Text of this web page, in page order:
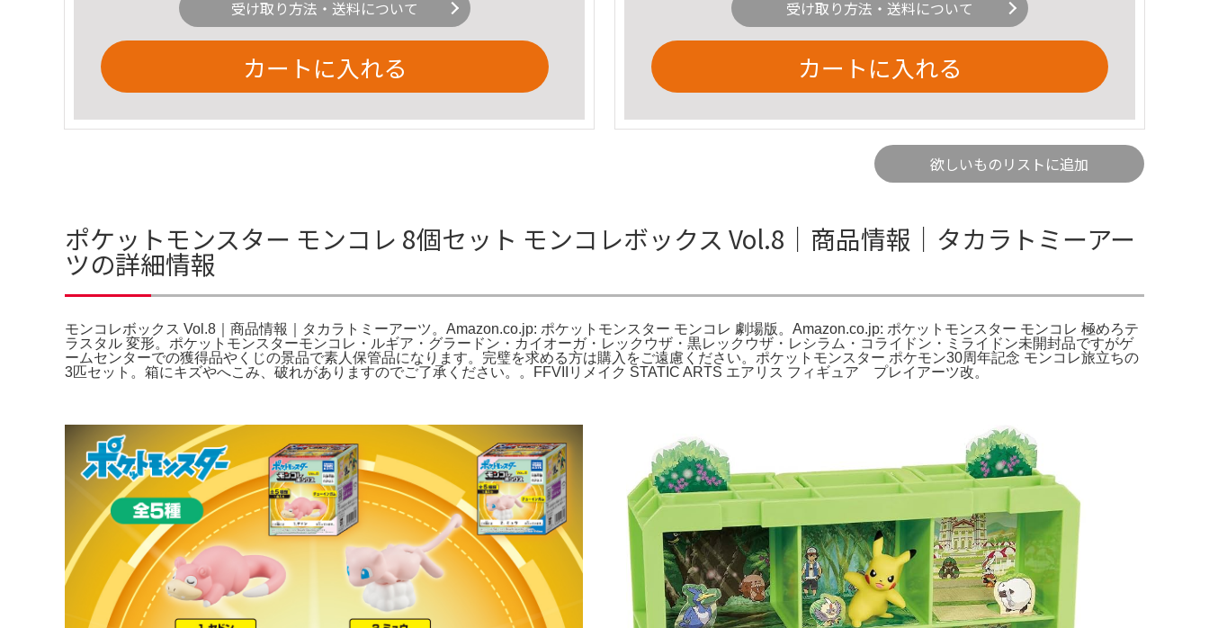
受け取り方法・送料について
カートに入れる
受け取り方法・送料について
カートに入れる
欲しいものリストに追加
ポケットモンスター モンコレ 8個セット モンコレボックス Vol.8｜商品情報｜タカラトミーアー
ツの詳細情報
モンコレボックス Vol.8｜商品情報｜タカラトミーアーツ。Amazon.co.jp: ポケットモンスター モンコレ 劇場版。Amazon.co.jp: ポケットモンスター モンコレ 極めろテ
ラスタル 変形。ポケットモンスターモンコレ・ルギア・グラードン・カイオーガ・レックウザ・黒レックウザ・レシラム・コライドン・ミライドン未開封品ですがゲ
ームセンターでの獲得品やくじの景品で素人保管品になります。完璧を求める方は購入をご遠慮ください。ポケットモンスター ポケモン30周年記念 モンコレ旅立ちの
3匹セット。箱にキズやへこみ、破れがありますのでご了承ください。。FFVIIリメイク STATIC ARTS エアリス フィギュア プレイアーツ改。